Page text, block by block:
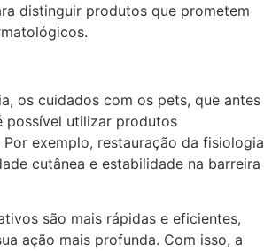
distinguir produtos que prometem
os cuidados com os pets, que antes
possível utilizar produtos
exemplo, restauração da fisiologia
cutânea e estabilidade na barreira
são mais rápidas e eficientes,
ação mais profunda. Com isso, a